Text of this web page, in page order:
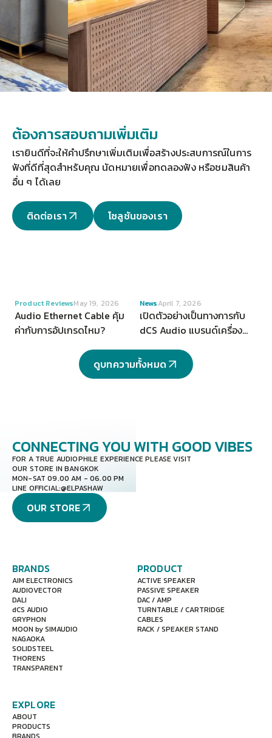
ต้องการสอบถามเพิ่มเติม
เรายินดีที่จะให้คำปรึกษาเพิ่มเติมเพื่อสร้างประสบการณ์ในการ
ฟังที่ดีที่สุดสำหรับคุณ นัดหมายเพื่อทดลองฟัง หรือชมสินค้า
อื่น ๆ ได้เลย
ติดต่อเรา โซลูชันของเรา
VIEW
Product ReviewsMay 19, 2026
Audio Ethernet Cable คุ้ม
ค่ากับการอัปเกรดไหม?
VIEW
NewsApril 7, 2026
เปิดตัวอย่างเป็นทางการกับ
dCS Audio แบรนด์เครื่อง
ราชอาณาจักร
ดูบทความทั้งหมด
CONNECTING YOU WITH GOOD VIBES
FOR A TRUE AUDIOPHILE EXPERIENCE PLEASE VISIT
OUR STORE IN BANGKOK
MON-SAT 09.00 AM - 06.00 PM
LINE OFFICIAL:@ELPASHAW
OUR STORE
BRANDS
AIM ELECTRONICS
AUDIOVECTOR
DALI
dCS AUDIO
GRYPHON
MOON by SIMAUDIO
NAGAOKA
SOLIDSTEEL
THORENS
TRANSPARENT
PRODUCT
ACTIVE SPEAKER
PASSIVE SPEAKER
DAC / AMP
TURNTABLE / CARTRIDGE
CABLES
RACK / SPEAKER STAND
EXPLORE
ABOUT
PRODUCTS